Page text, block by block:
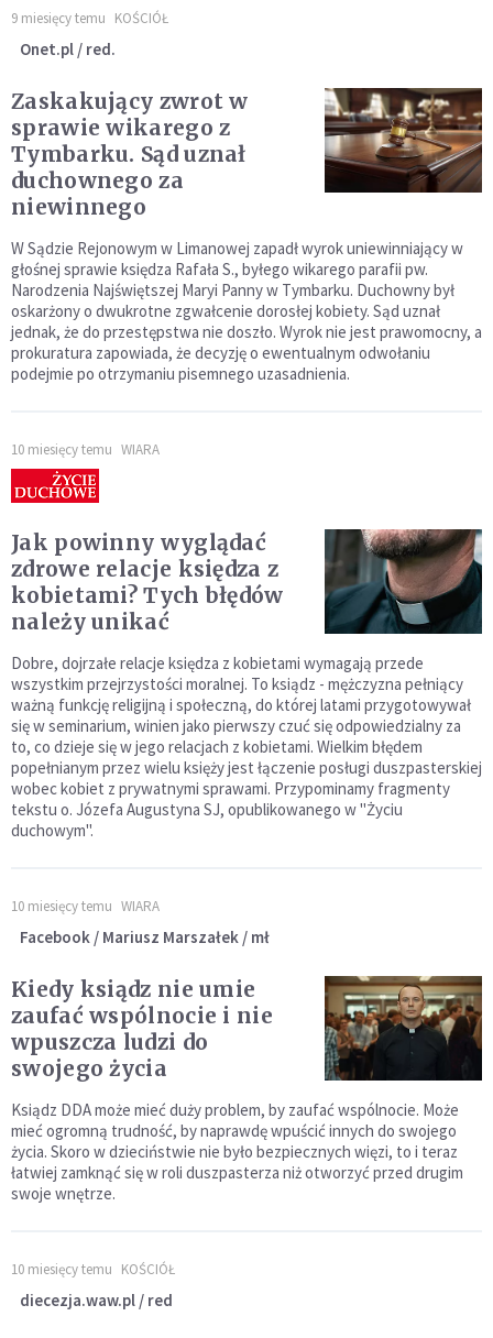
9 miesięcy temu KOŚCIÓŁ
Onet.pl / red.
Zaskakujący zwrot w
sprawie wikarego z
Tymbarku. Sąd uznał
duchownego za
niewinnego
W Sądzie Rejonowym w Limanowej zapadł wyrok uniewinniający w
głośnej sprawie księdza Rafała S., byłego wikarego parafii pw.
Narodzenia Najświętszej Maryi Panny w Tymbarku. Duchowny był
oskarżony o dwukrotne zgwałcenie dorosłej kobiety. Sąd uznał
jednak, że do przestępstwa nie doszło. Wyrok nie jest prawomocny, a
prokuratura zapowiada, że decyzję o ewentualnym odwołaniu
podejmie po otrzymaniu pisemnego uzasadnienia.
10 miesięcy temu WIARA
Jak powinny wyglądać
zdrowe relacje księdza z
kobietami? Tych błędów
należy unikać
Dobre, dojrzałe relacje księdza z kobietami wymagają przede
wszystkim przejrzystości moralnej. To ksiądz - mężczyzna pełniący
ważną funkcję religijną i społeczną, do której latami przygotowywał
się w seminarium, winien jako pierwszy czuć się odpowiedzialny za
to, co dzieje się w jego relacjach z kobietami. Wielkim błędem
popełnianym przez wielu księży jest łączenie posługi duszpasterskiej
wobec kobiet z prywatnymi sprawami. Przypominamy fragmenty
tekstu o. Józefa Augustyna SJ, opublikowanego w "Życiu
duchowym".
10 miesięcy temu WIARA
Facebook / Mariusz Marszałek / mł
Kiedy ksiądz nie umie
zaufać wspólnocie i nie
wpuszcza ludzi do
swojego życia
Ksiądz DDA może mieć duży problem, by zaufać wspólnocie. Może
mieć ogromną trudność, by naprawdę wpuścić innych do swojego
życia. Skoro w dzieciństwie nie było bezpiecznych więzi, to i teraz
łatwiej zamknąć się w roli duszpasterza niż otworzyć przed drugim
swoje wnętrze.
10 miesięcy temu KOŚCIÓŁ
diecezja.waw.pl / red